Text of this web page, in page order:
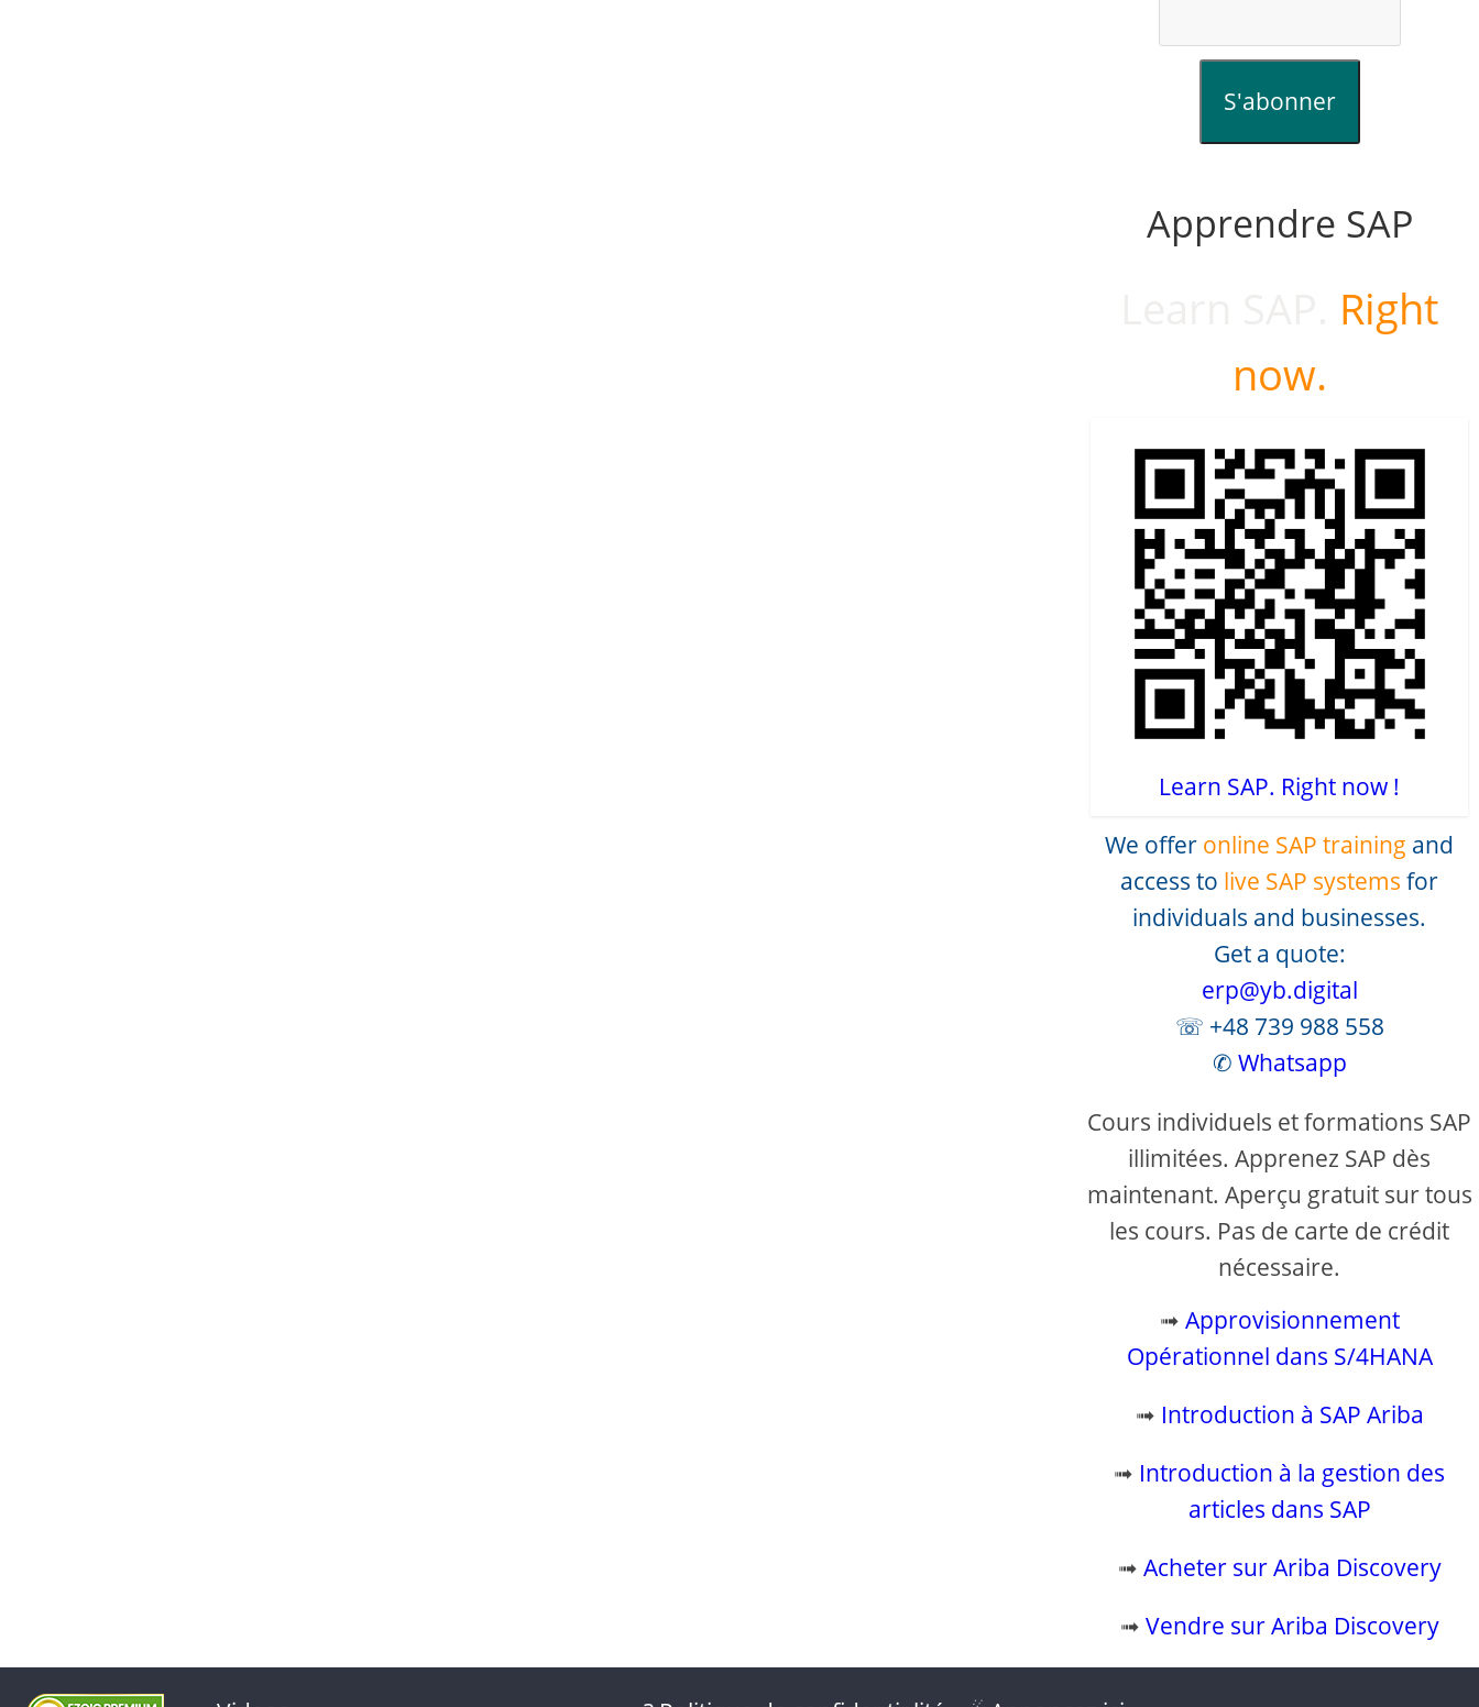
S'abonner
Apprendre SAP
Right
now.
Learn SAP. Right now !
We offer online SAP training and
access to live SAP systems for
individuals and businesses.
Get a quote:
erp@yb.digital
☏ +48 739 988 558
✆ Whatsapp
Cours individuels et formations SAP
illimitées. Apprenez SAP dès
maintenant. Aperçu gratuit sur tous
les cours. Pas de carte de crédit
nécessaire.
➟ Approvisionnement
Opérationnel dans S/4HANA
➟ Introduction à SAP Ariba
➟ Introduction à la gestion des
articles dans SAP
➟ Acheter sur Ariba Discovery
➟ Vendre sur Ariba Discovery